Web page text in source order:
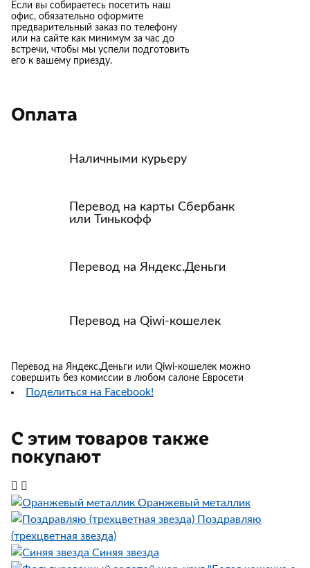
Если вы собираетесь посетить наш
офис, обязательно оформите
предварительный заказ по телефону
или на сайте как минимум за час до
встречи, чтобы мы успели подготовить
его к вашему приезду.
Оплата
Наличными курьеру
Перевод на карты Сбербанк
или Тинькофф
Перевод на Яндекс.Деньги
Перевод на Qiwi-кошелек
Перевод на Яндекс.Деньги или Qiwi-кошелек можно
совершить без комиссии в любом салоне Евросети
Поделиться на Facebook!
С этим товаров также
покупают
Оранжевый металлик
Поздравляю
(трехцветная звезда)
Синяя звезда